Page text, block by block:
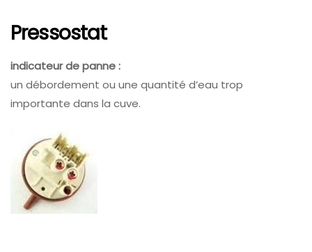
Pressostat
indicateur de panne :
un débordement ou une quantité d’eau trop
importante dans la cuve.